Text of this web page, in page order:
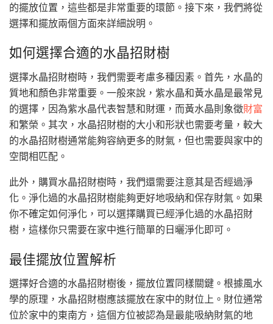
的擺放位置，這些都是非常重要的環節。接下來，我們將從
選擇和擺放兩個方面來詳細說明。
如何選擇合適的水晶招財樹
選擇水晶招財樹時，我們需要考慮多種因素。首先，水晶的
質地和顏色非常重要。一般來說，紫水晶和黃水晶是最常見
的選擇，因為紫水晶代表智慧和財運，而黃水晶則象徵財富
和繁榮。其次，水晶招財樹的大小和形狀也需要考量，較大
的水晶招財樹通常能夠容納更多的財氣，但也需要與家中的
空間相匹配。
此外，購買水晶招財樹時，我們還需要注意其是否經過淨
化。淨化過的水晶招財樹能夠更好地吸納和保存財氣。如果
你不確定如何淨化，可以選擇購買已經淨化過的水晶招財
樹，這樣你只需要在家中進行簡單的日曬淨化即可。
最佳擺放位置解析
選擇好合適的水晶招財樹後，擺放位置同樣關鍵。根據風水
學的原理，水晶招財樹應該擺放在家中的財位上。財位通常
位於家中的東南方，這個方位被認為是最能吸納財氣的地